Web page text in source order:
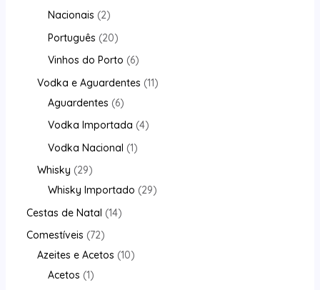
Nacionais 2
Português 20
Vinhos do Porto 6
Vodka e Aguardentes 11
Aguardentes 6
Vodka Importada 4
Vodka Nacional 1
Whisky 29
Whisky Importado 29
Cestas de Natal 14
Comestíveis 72
Azeites e Acetos 10
Acetos 1